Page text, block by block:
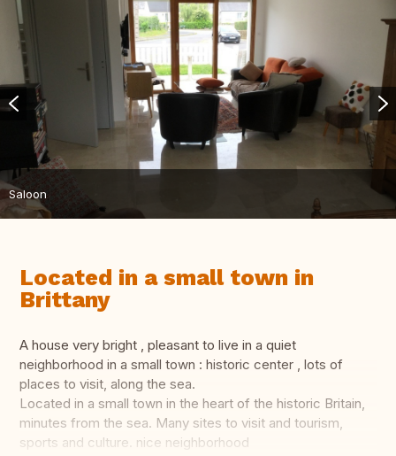
Saloon
Located in a small town in
Brittany
A house very bright , pleasant to live in a quiet
neighborhood in a small town : historic center , lots of
places to visit, along the sea.
Located in a small town in the heart of the historic Britain,
minutes from the sea. Many sites to visit and tourism,
sports and culture. nice neighborhood